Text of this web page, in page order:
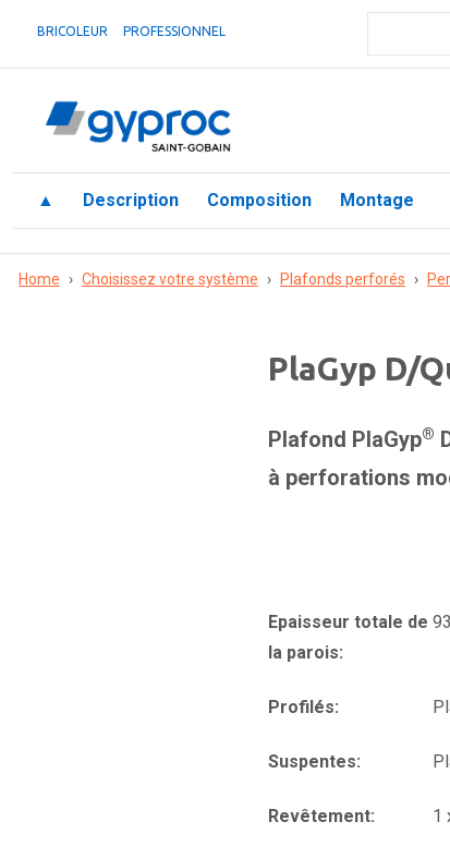
BRICOLEUR PROFESSIONNEL
▲ Description Composition Montage
Home › Choisissez votre système › Plafonds perforés ›
PlaGyp D/
Plafond PlaGyp®
à perforations
Epaisseur totale de
la parois:
Profilés:
Suspentes:
Revêtement: 1